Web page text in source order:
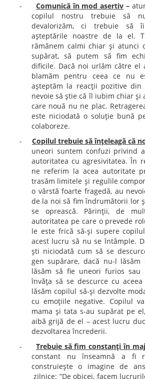
-
Comunică în mod asertiv –
copilul nostru trebuie să
devalorizăm, ci trebuie să
aşteptările noastre de la el.
rămânem calmi chiar şi atunci
supărat, să putem să fim
dificile. Dacă noi urlăm către el
blamăm pentru ceea ce nu
aşteptăm la reacţii pozitive
nevoie să ştie că îl iubim chiar
care nouă nu ne plac.
este niciodată o soluţie bună
colaboreze.
-
Copilul trebuie să înţeleagă că
uneori suntem confuzi privind
autoritatea cu agresivitatea. În
ne referim la acea autoritate
trasăm limitele şi regulile
o vârstă foarte fragedă, au
de la noi să fim îndrumătorii lor
se oprească.
Părinţii, de
autoritatea pe care o prevede
le este frică să-şi supere
acest lucru să nu se întâmple.
şti niciodată cum să se
gen supărare, dacă nu-l
lăsăm să fie uneori furios sau
învăţa să se descurce cu
lăsăm copilul să-şi dezvolte
cu emoţiile negative. Copilul
mama şi tata s-au supărat pe
aibă grijă de el – acest lucru
dezvoltarea încrederii.
-
Trebuie să fim constanţi în
constant nu înseamnă a
construieşte o imagine de
zilnice: ”De obicei, facem